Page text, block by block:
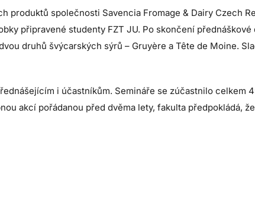
produktů společnosti Savencia Fromage & Dairy Czech
připravené studenty FZT JU. Po skončení přednáškové
druhů švýcarských sýrů – Gruyère a Tête de Moine.
i účastníkům. Semináře se zúčastnilo celkem
akcí pořádanou před dvěma lety, fakulta předpokládá,